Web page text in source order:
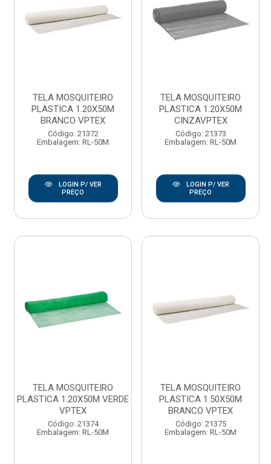
TELA MOSQUITEIRO
PLASTICA 1.20X50M
BRANCO VPTEX
Código: 21372
Embalagem: RL-50M
LOGIN P/ VER
PREÇO
TELA MOSQUITEIRO
PLASTICA 1.20X50M
CINZAVPTEX
Código: 21373
Embalagem: RL-50M
LOGIN P/ VER
PREÇO
TELA MOSQUITEIRO
PLASTICA 1.20X50M VERDE
VPTEX
Código: 21374
Embalagem: RL-50M
TELA MOSQUITEIRO
PLASTICA 1.50X50M
BRANCO VPTEX
Código: 21375
Embalagem: RL-50M